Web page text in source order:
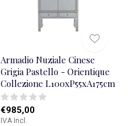
Armadio Nuziale Cinese
Grigia Pastello - Orientique
Collezione L100xP55xA175cm
€985,00
IVA Incl.